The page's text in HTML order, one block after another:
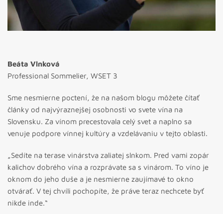
Beáta Vlnková
Professional Sommelier, WSET 3
Sme nesmierne poctení, že na našom blogu môžete čítať
články od najvýraznejšej osobnosti vo svete vína na
Slovensku. Za vínom precestovala celý svet a naplno sa
venuje podpore vínnej kultúry a vzdelávaniu v tejto oblasti.
„Sedíte na terase vinárstva zaliatej slnkom. Pred vami zopár
kalichov dobrého vína a rozprávate sa s vinárom. To víno je
oknom do jeho duše a je nesmierne zaujímavé to okno
otvárať. V tej chvíli pochopíte, že práve teraz nechcete byť
nikde inde.“